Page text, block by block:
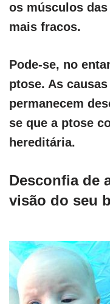
os músculos
mais fracos.
Pode-se, no
ptose. As
permanecem
se que a ptose
hereditária.
Desconfia de
visão do seu